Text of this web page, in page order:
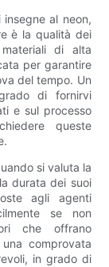
al neon,
è la qualità dei
di alta
per garantire
del tempo. Un
di fornirvi
e sul processo
queste
si valuta la
durata dei suoi
agli agenti
se non
che offrano
comprovata
in grado di